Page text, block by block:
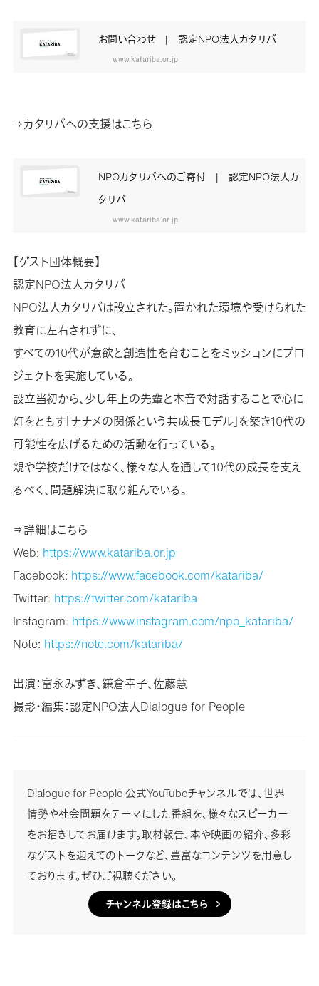
お問い合わせ | 認定NPO法人カタリバ
www.katariba.or.jp
⇒カタリバへの支援はこちら
NPOカタリバへのご寄付 | 認定NPO法人カ
タリバ
www.katariba.or.jp
【ゲスト団体概要】
認定NPO法人カタリバ
NPO法人カタリバは設立された。置かれた環境や受けられた
教育に左右されずに、
すべての10代が意欲と創造性を育むことをミッションにプロ
ジェクトを実施している。
設立当初から、少し年上の先輩と本音で対話することで心に
灯をともす「ナナメの関係という共成長モデル」を築き10代の
可能性を広げるための活動を行っている。
親や学校だけではなく、様々な人を通して10代の成長を支え
るべく、問題解決に取り組んでいる。
⇒詳細はこちら
Web: https://www.katariba.or.jp
Facebook: https://www.facebook.com/katariba/
Twitter: https://twitter.com/katariba
Instagram: https://www.instagram.com/npo_katariba/
Note: https://note.com/katariba/
出演：富永みずき、鎌倉幸子、佐藤慧
撮影・編集：認定NPO法人Dialogue for People
Dialogue for People 公式YouTubeチャンネルでは、世界
情勢や社会問題をテーマにした番組を、様々なスピーカー
をお招きしてお届けます。取材報告、本や映画の紹介、多彩
なゲストを迎えてのトークなど、豊富なコンテンツを用意し
ております。ぜひご視聴ください。
チャンネル登録はこちら